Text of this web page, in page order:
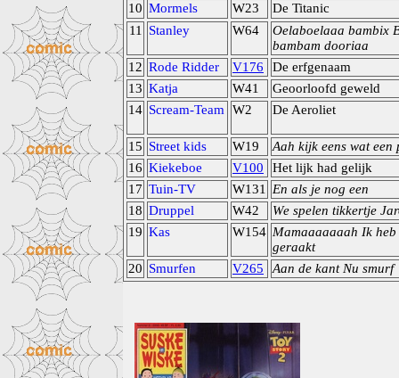
10 Mormels W23
De Titanic
11
Stanley W64
Oelaboelaaa bambix
bambam dooriaa
12 Rode Ridder V176
De erfgenaam
13 Katja W41
Geoorloofd geweld
14 Scream-Team W2 De Aeroliet
15 Street kids W19
Aah kijk eens wat een
16 Kiekeboe V100
Het lijk had gelijk
17 Tuin-TV W131
En als je nog een
18 Druppel W42
We spelen tikkertje
19 Kas W154 Mamaaaaaaah Ik heb
geraakt
20 Smurfen V265 Aan de kant Nu smurf